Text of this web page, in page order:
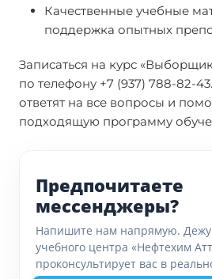
Качественные учебные
поддержка опытных
Записаться на курс
по телефону +7 (937) 788-82-
ответят на все вопросы и
подходящую программу
Предпочитаете
мессенджеры?
Напишите нам напрямую.
учебного центра «Нефтехим
проконсультирует вас в